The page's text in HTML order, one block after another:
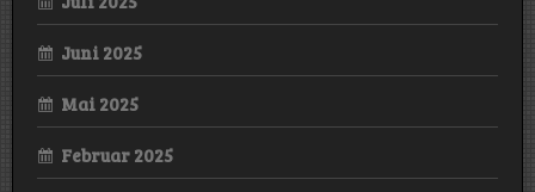
Juni 2025
Mai 2025
Februar 2025